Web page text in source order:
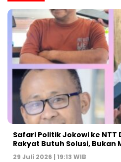
Safari Politik Jokowi ke
Rakyat Butuh Solusi, Bukan
29 Juli 2026 | 19:13 WIB